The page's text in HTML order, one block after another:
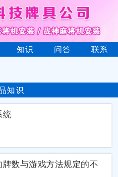
知识 问答 联系
知识
统
数与游戏方法规定的不